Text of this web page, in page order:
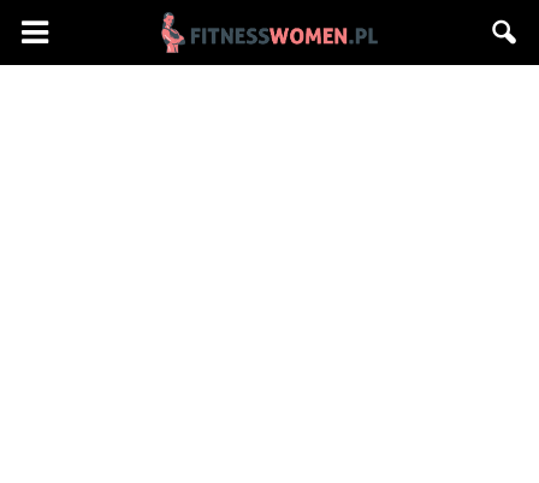
Fitnesswomen.pl